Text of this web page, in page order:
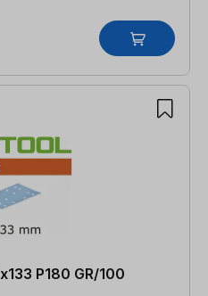
P180 GR/100